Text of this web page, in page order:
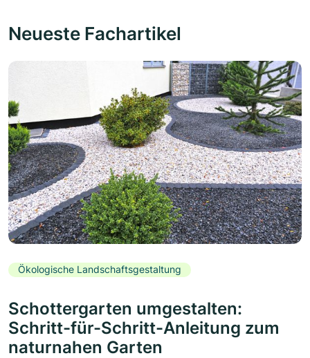
Neueste Fachartikel
Ökologische Landschaftsgestaltung
Schottergarten umgestalten:
Schritt-für-Schritt-Anleitung zum
naturnahen Garten